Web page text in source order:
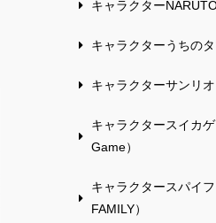
キャラクター
キャラクターうちの
キャラクターサンリオ
キャラクタースイカ
Game）
キャラクタースパイ
FAMILY）